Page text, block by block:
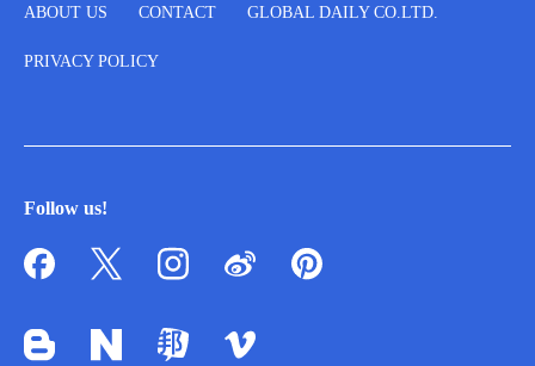
ABOUT US CONTACT GLOBAL DAILY CO.LTD.
PRIVACY POLICY
Follow us!